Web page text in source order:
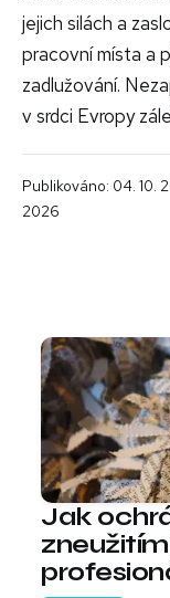
jejich silách a
pracovní místa a
zadlužování.
v srdci Evropy
Publikováno: 04. 10.
2026
Jak